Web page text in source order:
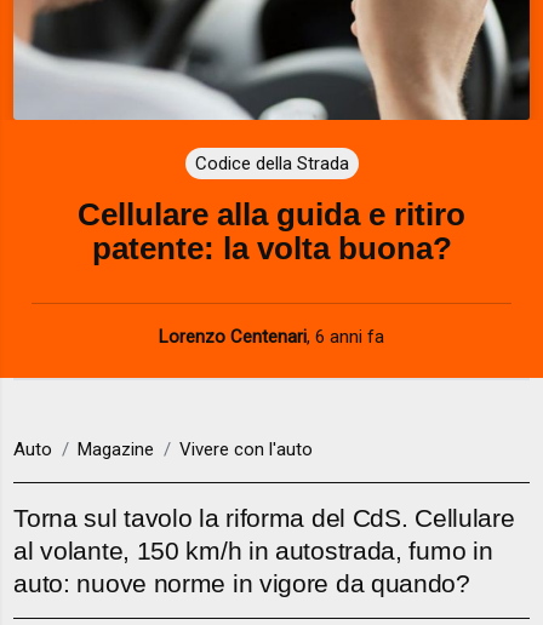
Codice della Strada
Cellulare alla guida e ritiro
patente: la volta buona?
Lorenzo Centenari, 6 anni fa
Auto Magazine Vivere con l'auto
Torna sul tavolo la riforma del CdS. Cellulare
al volante, 150 km/h in autostrada, fumo in
auto: nuove norme in vigore da quando?